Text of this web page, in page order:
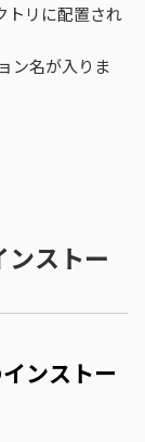
トリに配置され
ン名が入りま
ストー
ンストー